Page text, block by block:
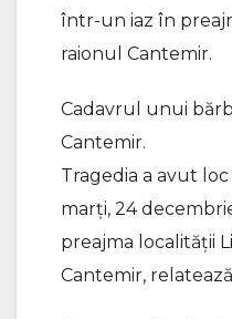
într-un iaz în
raionul Cantemir.
Cadavrul unui
Cantemir.
Tragedia a avut
marți, 24
preajma localității
Cantemir,